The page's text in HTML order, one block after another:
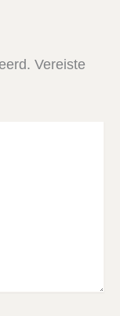
Vereiste